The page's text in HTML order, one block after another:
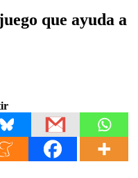
que ayuda a